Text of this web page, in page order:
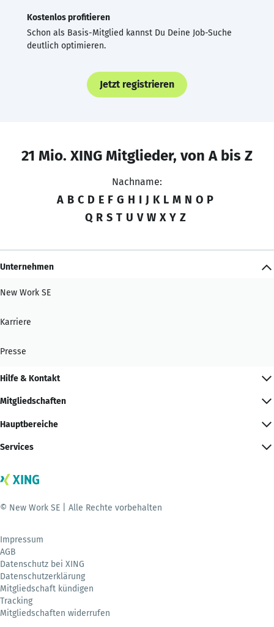
Kostenlos profitieren
Schon als Basis-Mitglied kannst Du Deine Job-Suche
deutlich optimieren.
Jetzt registrieren
21 Mio. XING Mitglieder, von A bis Z
Nachname:
A B C D E F G H I J K L M N O P
Q R S T U V W X Y Z
Unternehmen
New Work SE
Karriere
Presse
Hilfe & Kontakt
Mitgliedschaften
Hauptbereiche
Services
© New Work SE | Alle Rechte vorbehalten
Impressum
AGB
Datenschutz bei XING
Datenschutzerklärung
Mitgliedschaft kündigen
Tracking
Mitgliedschaften widerrufen